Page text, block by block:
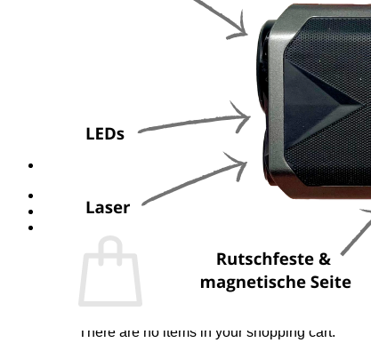
We support
There are no items in your shopping cart.